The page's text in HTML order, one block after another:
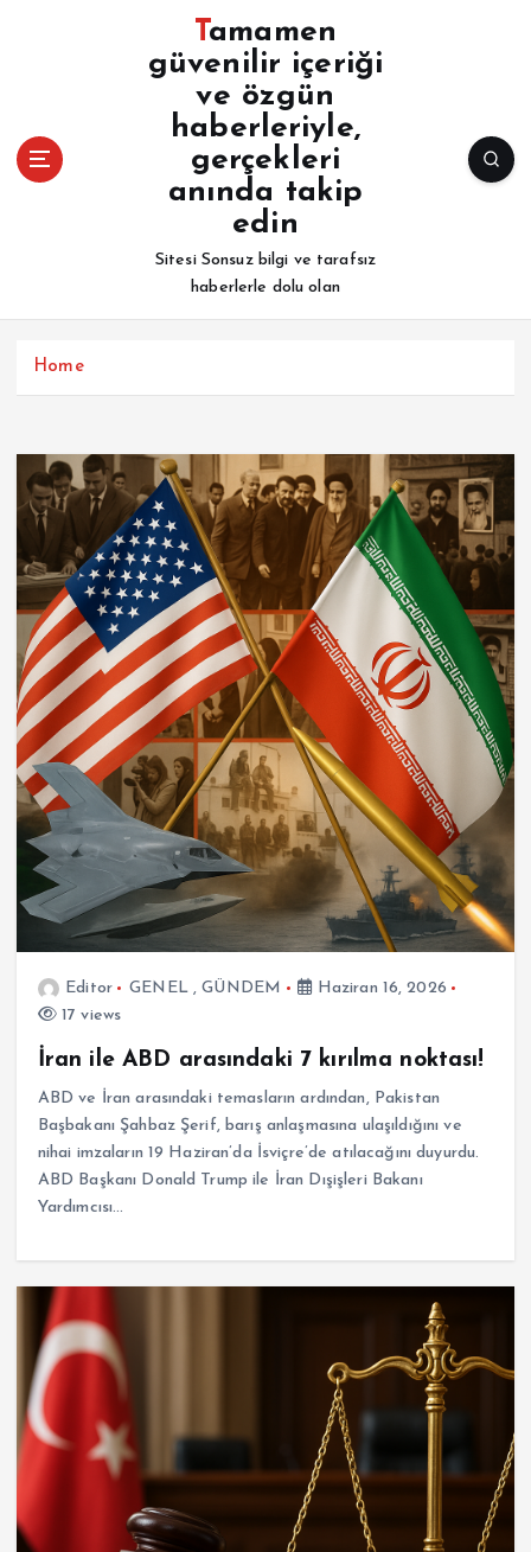
Tamamen
güvenilir içeriği
ve özgün
haberleriyle,
gerçekleri
anında takip
edin
Sitesi Sonsuz bilgi ve tarafsız
haberlerle dolu olan
Home
Editor GENEL,GÜNDEM
Haziran 16, 2026
17 views
İran ile ABD arasındaki 7 kırılma noktası!
ABD ve İran arasındaki temasların ardından, Pakistan
Başbakanı Şahbaz Şerif, barış anlaşmasına ulaşıldığını ve
nihai imzaların 19 Haziran’da İsviçre’de atılacağını duyurdu.
ABD Başkanı Donald Trump ile İran Dışişleri Bakanı
Yardımcısı…